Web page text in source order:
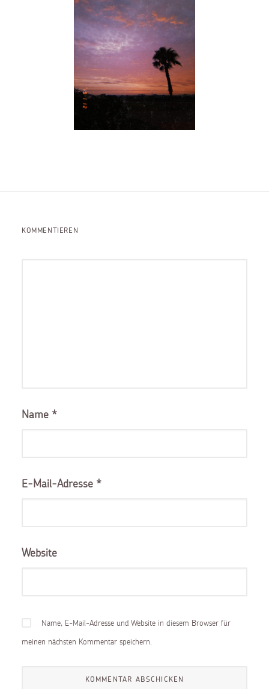
KOMMENTIEREN
Name *
E-Mail-Adresse *
Website
Name, E-Mail-Adresse und Website in diesem Browser für
meinen nächsten Kommentar speichern.